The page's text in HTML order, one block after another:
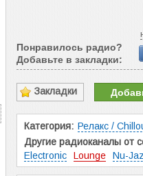
Понравилось радио?
Добавьте в закладки:
Закладки
Категория: Релакс /
Другие радиоканалы от
Electronic
Lounge Nu-